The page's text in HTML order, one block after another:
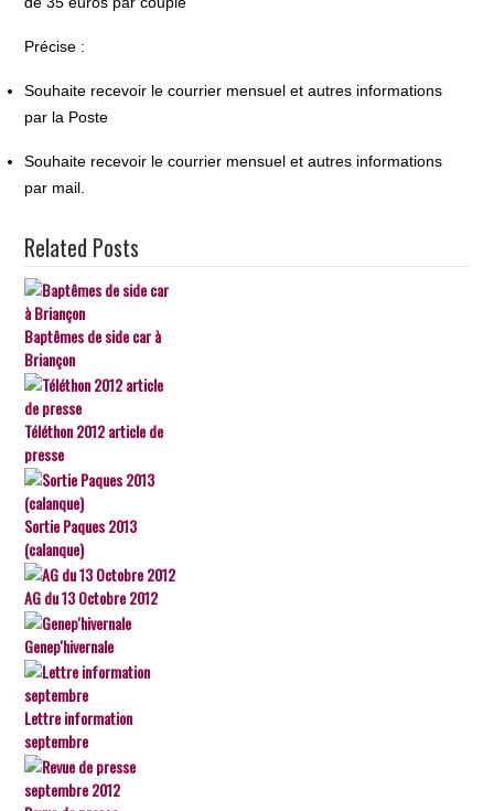
Précise :
Souhaite recevoir le courrier mensuel et autres informations
par la Poste
Souhaite recevoir le courrier mensuel et autres informations
par mail.
Related Posts
Baptêmes de side car à
Briançon
Téléthon 2012 article de
presse
Sortie Paques 2013
(calanque)
AG du 13 Octobre 2012
Genep'hivernale
Lettre information
septembre